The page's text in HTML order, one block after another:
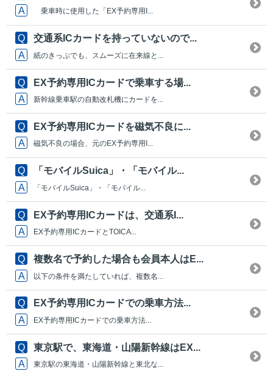
乗車時に使用した「EX予約専用I...
交通系ICカードを持っていないので...
紙のきっぷでも、スムーズに在来線と...
EX予約専用ICカードで乗車する場...
新幹線乗車駅の自動改札機にカードを...
EX予約専用ICカードを磁気不良に...
磁気不良の場合、元のEX予約専用I...
「モバイルSuica」・「モバイル...
「モバイルSuica」・「モバイル...
EX予約専用ICカードは、交通系I...
EX予約専用ICカードとTOICA...
複数名で予約した場合も会員本人はE...
以下の条件を満たしていれば、複数名...
EX予約専用ICカードでの乗車方法...
EX予約専用ICカードでの乗車方法...
東京駅で、東海道・山陽新幹線はEX...
東京駅の東海道・山陽新幹線と東北な...